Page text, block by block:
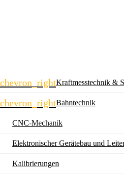
chevron_rightKraftmesstechnik &
chevron_rightBahntechnik
CNC-Mechanik
Elektronischer Gerätebau und
Kalibrierungen